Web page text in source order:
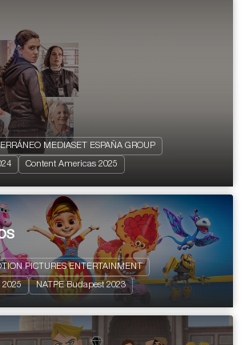
MEDIASET ESPAÑA GROUP
Content Americas 2025
FamilyKids
PICTURES ENTERTAINMENT
2025 NATPE Budapest 2023